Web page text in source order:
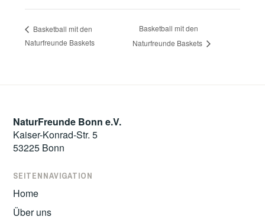
Basketball mit den
Naturfreunde Baskets
Basketball mit den
Naturfreunde Baskets
NaturFreunde Bonn e.V.
Kaiser-Konrad-Str. 5
53225 Bonn
SEITENNAVIGATION
Home
Über uns